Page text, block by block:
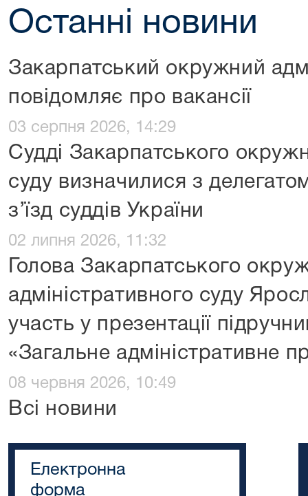
Останні новини
Закарпатський окружний
повідомляє про вакансії
03 серпня 2026, 14:29
Судді Закарпатського
суду визначилися з
з’їзд суддів України
02 липня 2026, 11:32
Голова Закарпатського
адміністративного суду
участь у презентації
«Загальне адміністративне
08 червня 2026, 10:49
Всі новини
Електронна
форма